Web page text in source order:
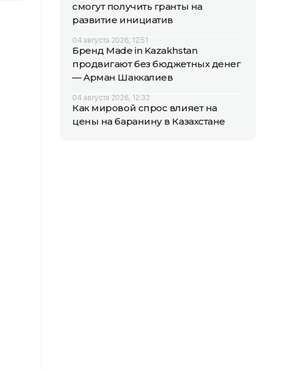
смогут получить гранты на
развитие инициатив
04 августа 2026, 12:51
Бренд Made in Kazakhstan
продвигают без бюджетных денег
— Арман Шаккалиев
04 августа 2026, 12:32
Как мировой спрос влияет на
цены на баранину в Казахстане